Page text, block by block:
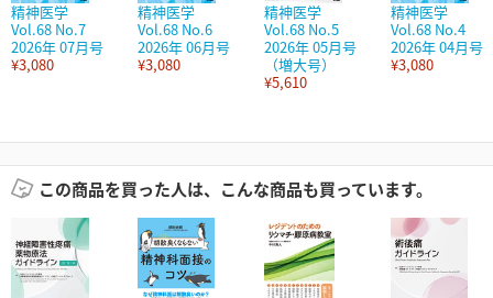
精神医学
Vol.68 No.7
2026年 07月号
¥3,080
精神医学
Vol.68 No.6
2026年 06月号
¥3,080
精神医学
Vol.68 No.5
2026年 05月号
（増大号）
¥5,610
精神医学
Vol.68 No.4
2026年 04月号
¥3,080
この商品を買った人は、こんな商品も買っています。